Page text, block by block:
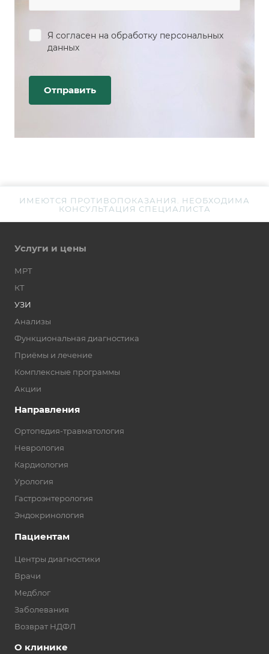
Я согласен на обработку персональных
данных
ИМЕЮТСЯ ПРОТИВОПОКАЗАНИЯ. НЕОБХОДИМА
КОНСУЛЬТАЦИЯ СПЕЦИАЛИСТА
Услуги и цены
МРТ
КТ
УЗИ
Анализы
Функциональная диагностика
Приёмы и лечение
Комплексные программы
Акции
Направления
Ортопедия-травматология
Неврология
Кардиология
Урология
Гастроэнтерология
Эндокринология
Пациентам
Центры диагностики
Врачи
Медблог
Заболевания
Возврат НДФЛ
О клинике